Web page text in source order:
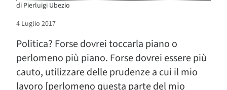
di Pierluigi Ubezio
4 Luglio 2017
Politica? Forse dovrei toccarla piano o
perlomeno più piano. Forse dovrei essere più
cauto, utilizzare delle prudenze a cui il mio
lavoro [perlomeno questa parte del mio